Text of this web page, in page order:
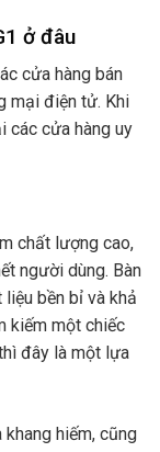
ở đâu
cửa hàng bán
mại điện tử. Khi
các cửa hàng uy
chất lượng cao,
người dùng. Bàn
bền bỉ và khả
kiếm một chiếc
đây là một lựa
hiếm, cũng